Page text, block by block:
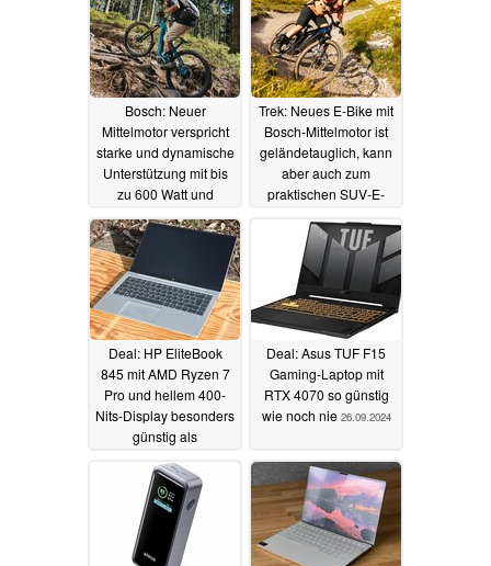
Bosch: Neuer
Mittelmotor verspricht
starke und dynamische
Unterstützung mit bis
zu 600 Watt und
Berganfahrhilfe
30.09.2024
Trek: Neues E-Bike mit
Bosch-Mittelmotor ist
geländetauglich, kann
aber auch zum
praktischen SUV-E-
Deal: HP EliteBook
845 mit AMD Ryzen 7
Pro und hellem 400-
Nits-Display besonders
günstig als
26.09.2024
Deal: Asus TUF F15
Gaming-Laptop mit
RTX 4070 so günstig
wie noch nie 26.09.2024